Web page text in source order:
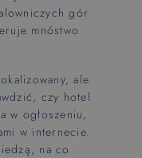
gór
mnóstwo
ale
czy hotel
w ogłoszeniu,
w internecie.
na co